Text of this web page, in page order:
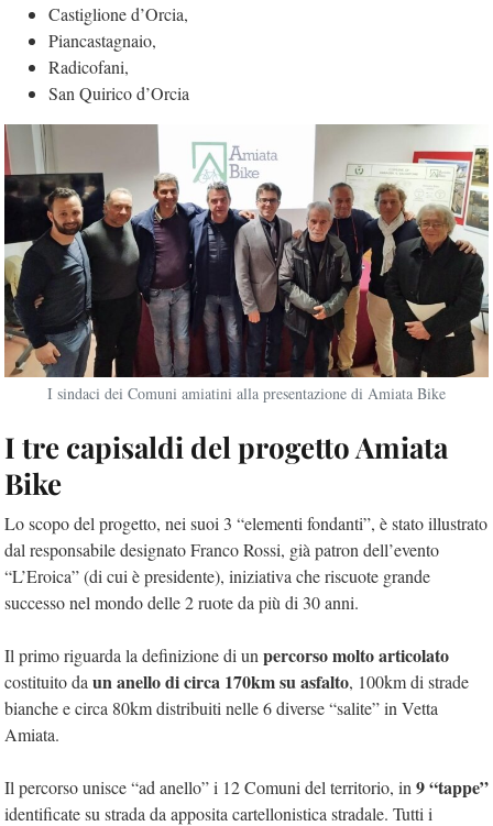
Castiglione d’Orcia,
Piancastagnaio,
Radicofani,
San Quirico d’Orcia
I sindaci dei Comuni amiatini alla presentazione di Amiata Bike
I tre capisaldi del progetto Amiata
Bike
Lo scopo del progetto, nei suoi 3 “elementi fondanti”, è stato illustrato
dal responsabile designato Franco Rossi, già patron dell’evento
“L’Eroica” (di cui è presidente), iniziativa che riscuote grande
successo nel mondo delle 2 ruote da più di 30 anni.
Il primo riguarda la definizione di unpercorso molto articolato
costituito daun anello di circa 170km su asfalto, 100km di strade
bianche e circa 80km distribuiti nelle 6 diverse “salite” in Vetta
Amiata.
Il percorso unisce “ad anello” i 12 Comuni del territorio, in9 “tappe”
identificate su strada da apposita cartellonistica stradale. Tutti i